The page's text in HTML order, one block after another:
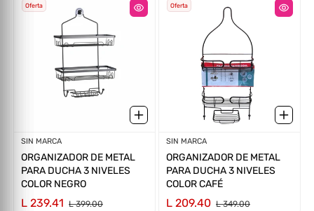
Oferta
Proveedor:
SIN MARCA
ORGANIZADOR DE METAL
PARA DUCHA 3 NIVELES
COLOR NEGRO
L 239.41 L 399.00
Oferta
Proveedor:
SIN MARCA
ORGANIZADOR DE METAL
PARA DUCHA 3 NIVELES
COLOR CAFÉ
L 209.40 L 349.00